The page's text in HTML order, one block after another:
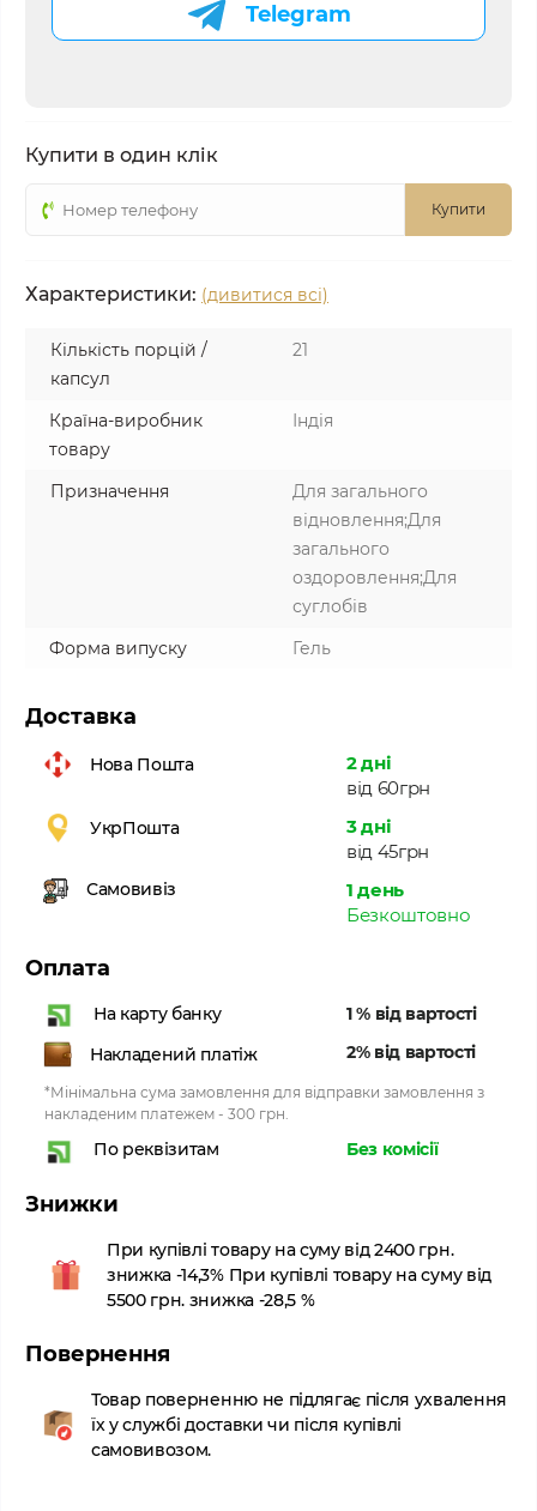
Telegram
Купити в один клік
Купити
Характеристики: (дивитися всі)
Кількість порцій /
капсул
21
Країна-виробник
товару
Індія
Призначення
Для загального
відновлення;Для
загального
оздоровлення;Для
суглобів
Форма випуску
Гель
Доставка
Нова Пошта
2 дні
від 60грн
УкрПошта
3 дні
від 45грн
Самовивіз
1 день
Безкоштовно
Оплата
На карту банку
1 % від вартості
Накладений платіж
2% від вартості
*Мінімальна сума замовлення для відправки замовлення з
накладеним платежем - 300 грн.
По реквізитам Без комісії
Знижки
При купівлі товару на суму від 2400 грн.
знижка -14,3% При купівлі товару на суму від
5500 грн. знижка -28,5 %
Повернення
Товар поверненню не підлягає після ухвалення
їх у службі доставки чи після купівлі
самовивозом.